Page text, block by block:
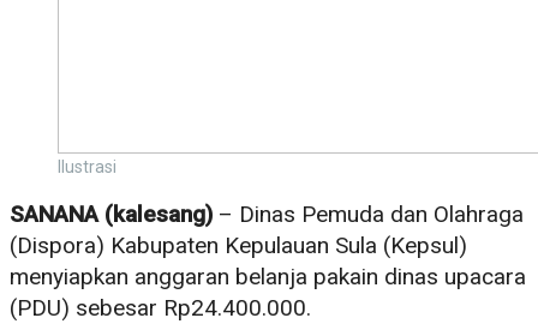
Ilustrasi
SANANA (kalesang) – Dinas Pemuda dan Olahraga
(Dispora) Kabupaten Kepulauan Sula (Kepsul)
menyiapkan anggaran belanja pakain dinas upacara
(PDU) sebesar Rp24.400.000.